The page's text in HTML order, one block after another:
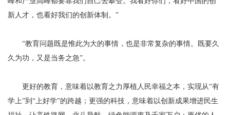
新人才，也看好我们的创新体制。”
“教育问题既是惟此为大的事情，也是非常复杂的事情。既要久
久为功，又是当务之急”。
更好的教育，意味着以教育之力厚植人民幸福之本，实现从“有
学上”到“上好学”的跨越；更强的科技，意味着以创新成果增进民生